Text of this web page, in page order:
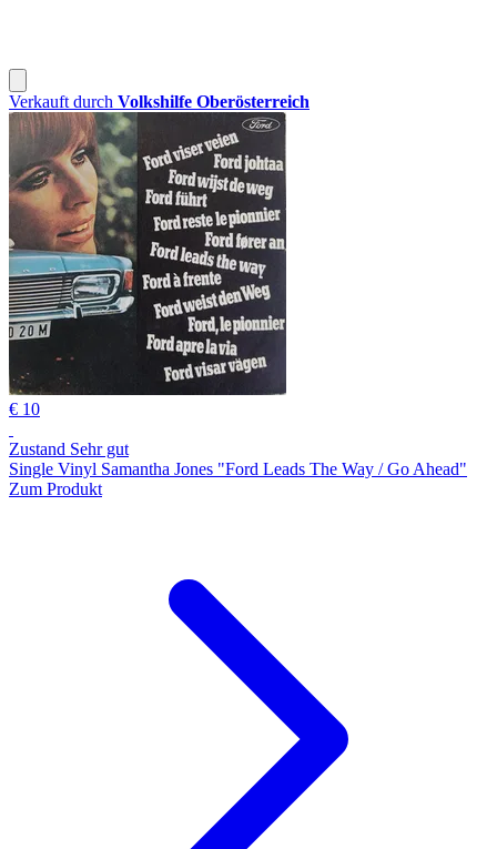
Verkauft durch Volkshilfe Oberösterreich
€ 10
Zustand Sehr gut
Single Vinyl Samantha Jones "Ford Leads The Way / Go Ahead"
Zum Produkt